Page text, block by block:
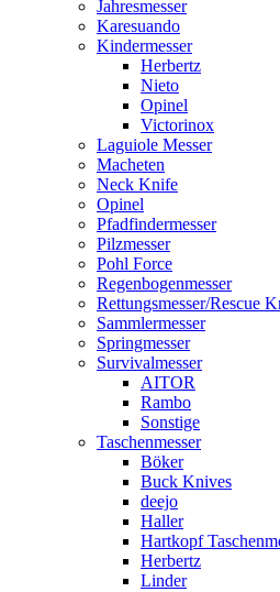
Jahresmesser
Karesuando
Kindermesser
Herbertz
Nieto
Opinel
Victorinox
Laguiole Messer
Macheten
Neck Knife
Opinel
Pfadfindermesser
Pilzmesser
Pohl Force
Regenbogenmesser
Rettungsmesser/Rescue
Sammlermesser
Springmesser
Survivalmesser
AITOR
Rambo
Sonstige
Taschenmesser
Böker
Buck Knives
deejo
Haller
Hartkopf
Herbertz
Linder